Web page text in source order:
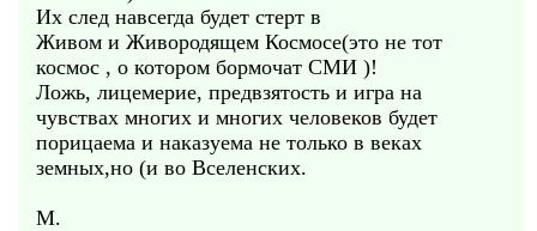
Их след навсегда будет стерт в
Живом и Живородящем Космосе(это не тот
космос , о котором бормочат СМИ )!
Ложь, лицемерие, предвзятость и игра на
чувствах многих и многих человеков будет
порицаема и наказуема не только в веках
земных,но (и во Вселенских.
М.